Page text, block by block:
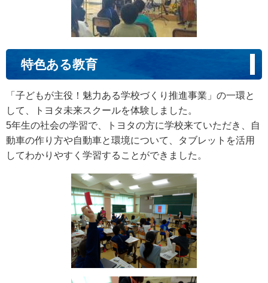
特色ある教育
「子どもが主役！魅力ある学校づくり推進事業」の一環と
して、トヨタ未来スクールを体験しました。
5年生の社会の学習で、トヨタの方に学校来ていただき、自
動車の作り方や自動車と環境について、タブレットを活用
してわかりやすく学習することができました。